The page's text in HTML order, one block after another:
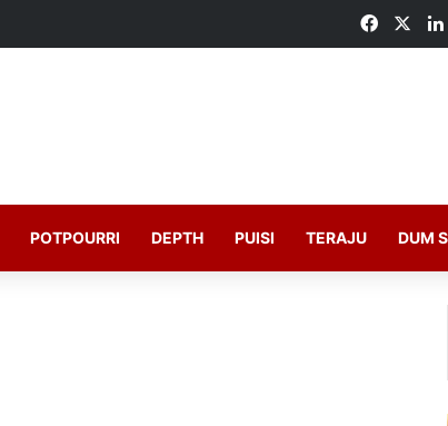
Facebook
POTPOURRI DEPTH PUISI TERAJU DUM